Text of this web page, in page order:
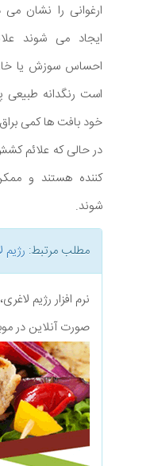
ارغوانی را نشان
ایجاد می شوند
احساس سوزش یا
است رنگدانه
خود بافت ها کمی
در حالی که علائم
کننده هستند و
شوند.
مطلب مرتبط: رژیم
نرم افزار رژیم
صورت آنلاین در